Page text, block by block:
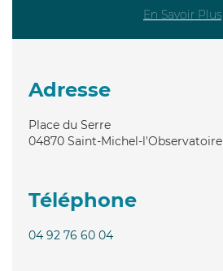
En Savoir Plus
Adresse
Place du Serre
04870 Saint-Michel-l'Observatoire
Téléphone
04 92 76 60 04